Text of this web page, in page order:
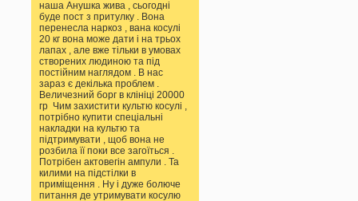
наша Анушка жива , сьогодні
буде пост з притулку . Вона
перенесла наркоз , вана косулі
20 кг вона може дати і на трьох
лапах , але вже тільки в умовах
створених людиною та під
постійним наглядом . В нас
зараз є декілька проблем .
Величезний борг в клініці 20000
гр Чим захистити культю косулі ,
потрібно купити спеціальні
накладки на культю та
підтримувати , щоб вона не
розбила її поки все загоїться .
Потрібен актовегін ампули . Та
килими на підстілки в
приміщення . Ну і дуже болюче
питання де утримувати косулю